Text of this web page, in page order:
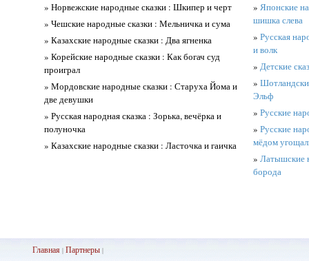
» Норвежские народные сказки : Шкипер и черт
» Чешские народные сказки : Мельничка и сума
» Казахские народные сказки : Два ягненка
» Корейские народные сказки : Как богач суд
проиграл
» Мордовские народные сказки : Старуха Йома и
две девушки
» Русская народная сказка : Зорька, вечёрка и
полуночка
» Казахские народные сказки : Ласточка и гаичка
» Японские
шишка слева
» Русская
и волк
» Детские
»
Эльф
» Русские
» Русские
мёдом
» Латышские
борода
Главная| Партнеры|